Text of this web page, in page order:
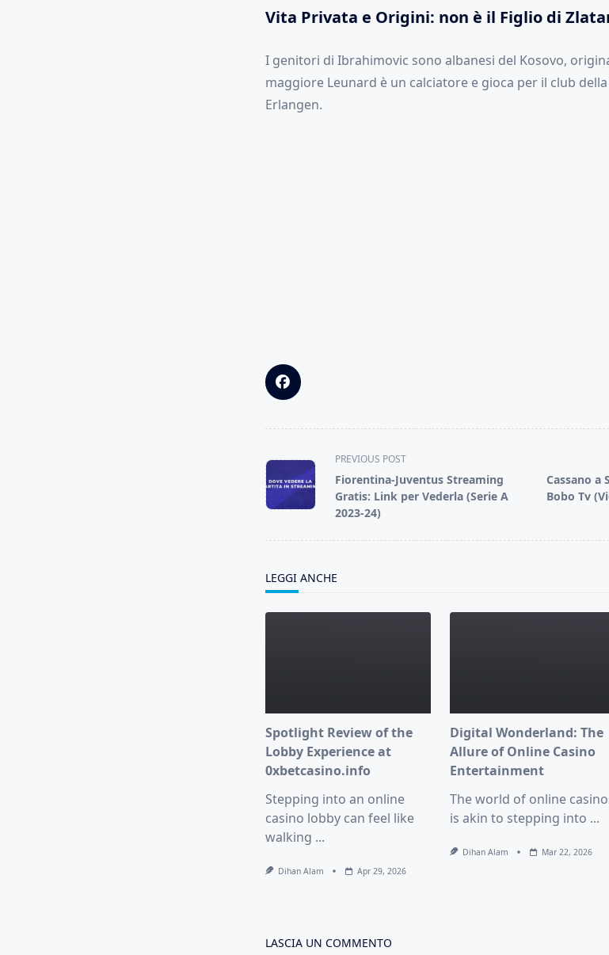
Vita Privata e Origini: non è il Figlio di
I genitori di Ibrahimovic sono albanesi del Kosovo,
maggiore Leunard è un calciatore e gioca per il club della
Erlangen.
<span
class="nav-
subtitle
screen-
PREVIOUS POST
Fiorentina-Juventus Streaming
Gratis: Link per Vederla (Serie A
2023-24)
Cassano a
Bobo Tv
LEGGI ANCHE
Spotlight Review of the
Lobby Experience at
0xbetcasino.info
Stepping into an online
casino lobby can feel like
walking ...
Dihan Alam Apr 29, 2026
Digital Wonderland: The
Allure of Online Casino
Entertainment
The world of online
is akin to stepping into ...
Dihan Alam Mar 22, 2026
LASCIA UN COMMENTO